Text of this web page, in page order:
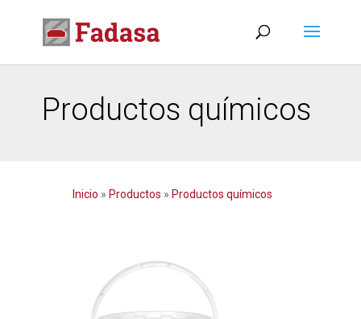
Productos químicos
Inicio » Productos » Productos químicos